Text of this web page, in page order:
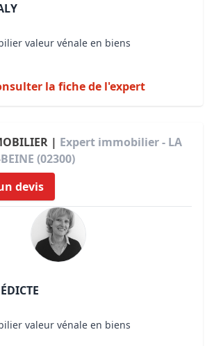
valeur vénale en biens
la fiche de l'expert
| Expert immobilier - LA
(02300)
devis
valeur vénale en biens